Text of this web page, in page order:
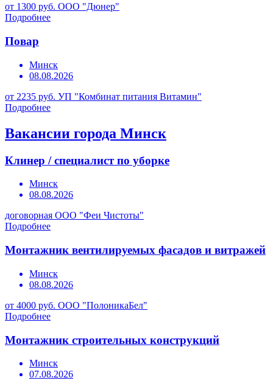
от 1300 руб. ООО "Дюнер"
Подробнее
Повар
Минск
08.08.2026
от 2235 руб. УП "Комбинат питания Витамин"
Подробнее
Вакансии города Минск
Клинер / специалист по уборке
Минск
08.08.2026
договорная ООО "Феи Чистоты"
Подробнее
Монтажник вентилируемых фасадов и витражей
Минск
08.08.2026
от 4000 руб. ООО "ПолоникаБел"
Подробнее
Монтажник строительных конструкций
Минск
07.08.2026